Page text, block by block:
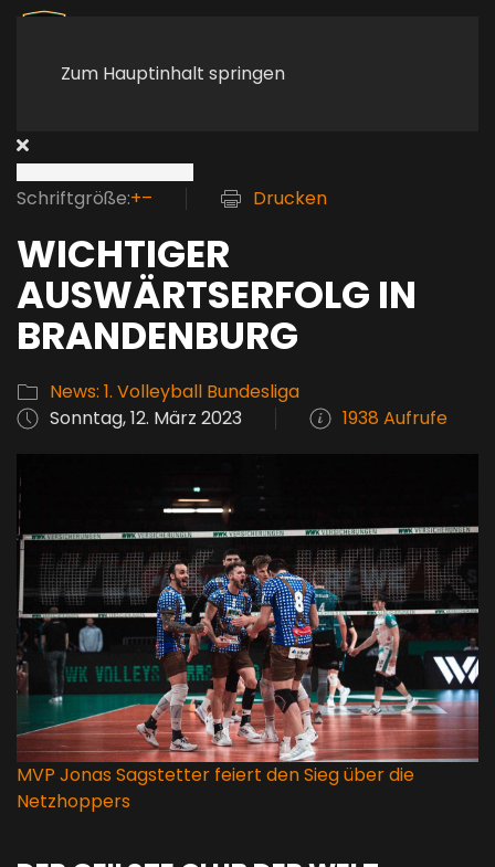
Zum Hauptinhalt springen
Schriftgröße:+– Drucken
WICHTIGER
AUSWÄRTSERFOLG IN
BRANDENBURG
News: 1. Volleyball Bundesliga
Sonntag, 12. März 2023
1938 Aufrufe
MVP Jonas Sagstetter feiert den Sieg über die
Netzhoppers